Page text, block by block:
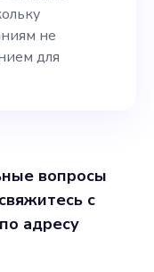
не
для
вопросы
с
адресу